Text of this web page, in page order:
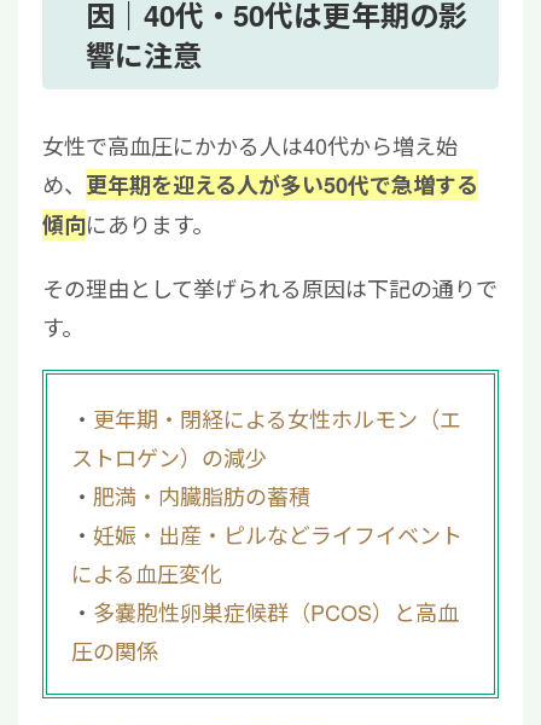
2.240代〜60代｜更年期の影響で血圧が不
安定になりやすい
注意
3高血圧の診断基準｜家庭血圧では
135/85mmHg以上が目安
直しが基本
5女性の高血圧はエストロゲン減少が原因！放
置せずに医療機関の受診も検討しよう
因｜40代・50代は更年期の影
響に注意
女性で高血圧にかかる人は40代から増え始
め、 更年期を迎える人が多い50代で急増する
傾向にあります。
その理由として挙げられる原因は下記の通りで
す。
更年期・閉経による女性ホルモン（エ
ストロゲン）の減少
肥満・内臓脂肪の蓄積
妊娠・出産・ピルなどライフイベント
による血圧変化
多嚢胞性卵巣症候群（PCOS）と高血
圧の関係